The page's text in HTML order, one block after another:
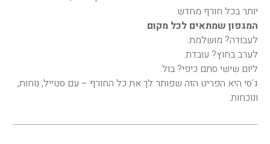
יותר בכל חורף מחדש.
המגפון שמתאים לכל מקום
לעבודה? מושלמת.
לערב בחוץ? עובדת.
ליום שישי סתם כיפי? בול.
ג'סי היא הפריט הזה שפותר לך את כל החורף – עם סטייל, נוחות,
ונוכחות.